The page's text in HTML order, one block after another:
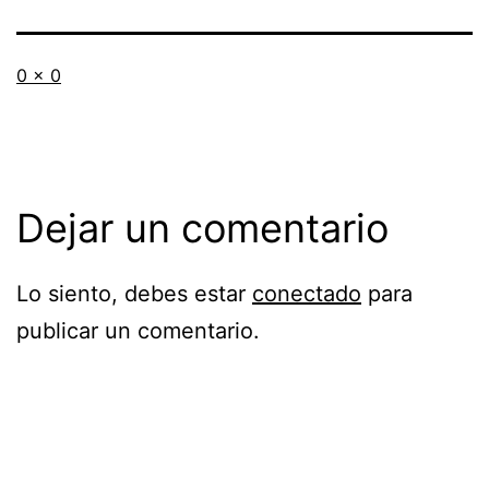
Tamaño
0 × 0
Dejar un comentario
Lo siento, debes estar conectado para
publicar un comentario.